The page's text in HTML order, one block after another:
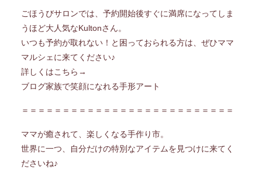
ごほうびサロンでは、予約開始後すぐに満席になってしま
うほど大人気なKultonさん。
いつも予約が取れない！と困っておられる方は、ぜひママ
マルシェに来てください♪
詳しくはこちら→
ブログ家族で笑顔になれる手形アート
＝＝＝＝＝＝＝＝＝＝＝＝＝＝＝＝＝＝＝＝＝＝＝＝＝＝
ママが癒されて、楽しくなる手作り市。
世界に一つ、自分だけの特別なアイテムを見つけに来てく
ださいね♪